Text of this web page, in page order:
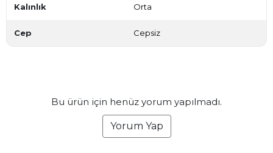
Kalınlık Orta
Cep Cepsiz
Bu ürün için henüz yorum yapılmadı.
Yorum Yap